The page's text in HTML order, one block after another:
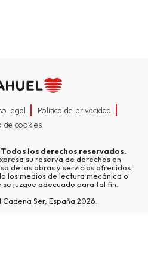
legal
Política de privacidad
de cookies
Todos los derechos reservados.
su reserva de derechos en
de las obras y servicios ofrecidos
los medios de lectura mecánica o
juzgue adecuado para tal fin.
Ser, España 2026.